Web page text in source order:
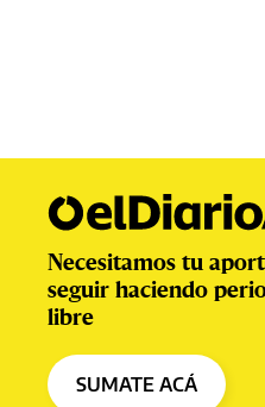
Necesitamos tu
seguir haciendo
libre
SUMATE ACÁ